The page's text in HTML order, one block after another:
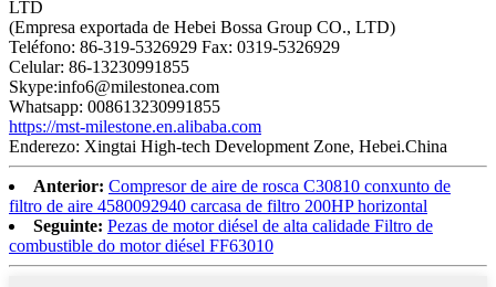
LTD
(Empresa exportada de Hebei Bossa Group CO., LTD)
Teléfono: 86-319-5326929 Fax: 0319-5326929
Celular: 86-13230991855
Skype:info6@milestonea.com
Whatsapp: 008613230991855
https://mst-milestone.en.alibaba.com
Enderezo: Xingtai High-tech Development Zone, Hebei.China
Anterior: Compresor de aire de rosca C30810 conxunto de
filtro de aire 4580092940 carcasa de filtro 200HP horizontal
Seguinte: Pezas de motor diésel de alta calidade Filtro de
combustible do motor diésel FF63010